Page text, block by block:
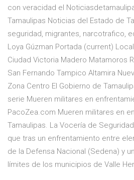
con veracidad el
Tamaulipas Noticias del Estado de
seguridad, migrantes, narcotrafico,
Loya Gúzman Portada (current)
Ciudad Victoria Madero Matamoros
San Fernando Tampico Altamira
Zona Centro El Gobierno de
serie Mueren militares en
PacoZea.com Mueren militares en
Tamaulipas. La Vocería de
que tras un enfrentamiento entre
de la Defensa Nacional (Sedena) y
límites de los municipios de Valle